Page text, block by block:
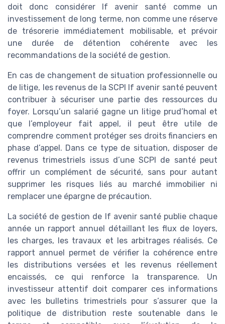
doit donc considérer lf avenir santé comme un
investissement de long terme, non comme une réserve
de trésorerie immédiatement mobilisable, et prévoir
une durée de détention cohérente avec les
recommandations de la société de gestion.
En cas de changement de situation professionnelle ou
de litige, les revenus de la SCPI lf avenir santé peuvent
contribuer à sécuriser une partie des ressources du
foyer. Lorsqu’un salarié gagne un litige prud’homal et
que l’employeur fait appel, il peut être utile de
comprendre comment protéger ses droits financiers en
phase d’appel. Dans ce type de situation, disposer de
revenus trimestriels issus d’une SCPI de santé peut
offrir un complément de sécurité, sans pour autant
supprimer les risques liés au marché immobilier ni
remplacer une épargne de précaution.
La société de gestion de lf avenir santé publie chaque
année un rapport annuel détaillant les flux de loyers,
les charges, les travaux et les arbitrages réalisés. Ce
rapport annuel permet de vérifier la cohérence entre
les distributions versées et les revenus réellement
encaissés, ce qui renforce la transparence. Un
investisseur attentif doit comparer ces informations
avec les bulletins trimestriels pour s’assurer que la
politique de distribution reste soutenable dans le